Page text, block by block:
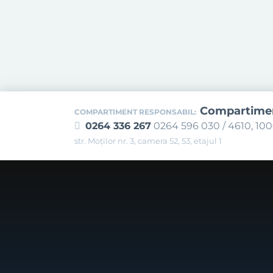
COMPARTIMENT RESPONSABIL:
0264 336 267 0264 596 030 / 4610,
str. Moților nr. 3, camera 52, 53, etajul 1